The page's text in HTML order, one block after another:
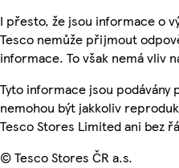
I přesto, že jsou informace o
Tesco nemůže přijmout
informace. To však nemá vliv
Tyto informace jsou
nemohou být jakkoliv
Tesco Stores Limited ani bez
© Tesco Stores ČR a.s.